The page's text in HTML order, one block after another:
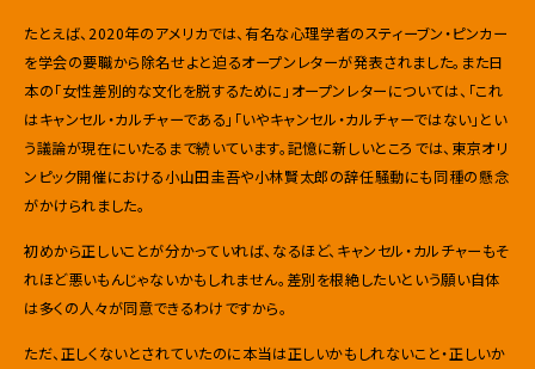
たとえば、2020年のアメリカでは、有名な心理学者のスティーブン・ピンカー
を学会の要職から除名せよと迫るオープンレターが発表されました。また日
本の「女性差別的な文化を脱するために」オープンレターについては、「これ
はキャンセル・カルチャーである」「いやキャンセル・カルチャーではない」とい
う議論が現在にいたるまで続いています。記憶に新しいところでは、東京オリ
ンピック開催における小山田圭吾や小林賢太郎の辞任騒動にも同種の懸念
がかけられました。
初めから正しいことが分かっていれば、なるほど、キャンセル・カルチャーもそ
れほど悪いもんじゃないかもしれません。差別を根絶したいという願い自体
は多くの人々が同意できるわけですから。
ただ、正しくないとされていたのに本当は正しいかもしれないこと・正しいか